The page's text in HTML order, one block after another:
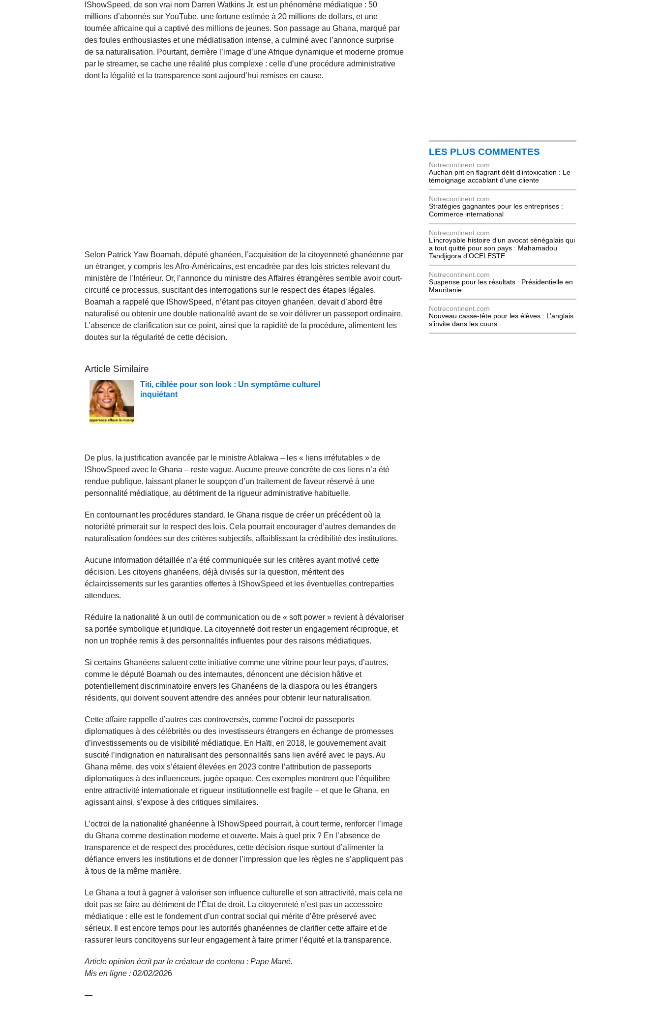
IShowSpeed, de son vrai nom Darren Watkins Jr, est un phénomène médiatique : 50
millions d’abonnés sur YouTube, une fortune estimée à 20 millions de dollars, et une
tournée africaine qui a captivé des millions de jeunes. Son passage au Ghana, marqué par
des foules enthousiastes et une médiatisation intense, a culminé avec l’annonce surprise
de sa naturalisation. Pourtant, derrière l’image d’une Afrique dynamique et moderne promue
par le streamer, se cache une réalité plus complexe : celle d’une procédure administrative
dont la légalité et la transparence sont aujourd’hui remises en cause.
Selon Patrick Yaw Boamah, député ghanéen, l’acquisition de la citoyenneté ghanéenne par
un étranger, y compris les Afro-Américains, est encadrée par des lois strictes relevant du
ministère de l’Intérieur. Or, l’annonce du ministre des Affaires étrangères semble avoir court-
circuité ce processus, suscitant des interrogations sur le respect des étapes légales.
Boamah a rappelé que IShowSpeed, n’étant pas citoyen ghanéen, devait d’abord être
naturalisé ou obtenir une double nationalité avant de se voir délivrer un passeport ordinaire.
L’absence de clarification sur ce point, ainsi que la rapidité de la procédure, alimentent les
doutes sur la régularité de cette décision.
Article Similaire
Titi, ciblée pour son look : Un symptôme culturel
inquiétant
De plus, la justification avancée par le ministre Ablakwa – les « liens irréfutables » de
IShowSpeed avec le Ghana – reste vague. Aucune preuve concrète de ces liens n’a été
rendue publique, laissant planer le soupçon d’un traitement de faveur réservé à une
personnalité médiatique, au détriment de la rigueur administrative habituelle.
En contournant les procédures standard, le Ghana risque de créer un précédent où la
notoriété primerait sur le respect des lois. Cela pourrait encourager d’autres demandes de
naturalisation fondées sur des critères subjectifs, affaiblissant la crédibilité des institutions.
Aucune information détaillée n’a été communiquée sur les critères ayant motivé cette
décision. Les citoyens ghanéens, déjà divisés sur la question, méritent des
éclaircissements sur les garanties offertes à IShowSpeed et les éventuelles contreparties
attendues.
Réduire la nationalité à un outil de communication ou de « soft power » revient à dévaloriser
sa portée symbolique et juridique. La citoyenneté doit rester un engagement réciproque, et
non un trophée remis à des personnalités influentes pour des raisons médiatiques.
Si certains Ghanéens saluent cette initiative comme une vitrine pour leur pays, d’autres,
comme le député Boamah ou des internautes, dénoncent une décision hâtive et
potentiellement discriminatoire envers les Ghanéens de la diaspora ou les étrangers
résidents, qui doivent souvent attendre des années pour obtenir leur naturalisation.
Cette affaire rappelle d’autres cas controversés, comme l’octroi de passeports
diplomatiques à des célébrités ou des investisseurs étrangers en échange de promesses
d’investissements ou de visibilité médiatique. En Haïti, en 2018, le gouvernement avait
suscité l’indignation en naturalisant des personnalités sans lien avéré avec le pays. Au
Ghana même, des voix s’étaient élevées en 2023 contre l’attribution de passeports
diplomatiques à des influenceurs, jugée opaque. Ces exemples montrent que l’équilibre
entre attractivité internationale et rigueur institutionnelle est fragile – et que le Ghana, en
agissant ainsi, s’expose à des critiques similaires.
L’octroi de la nationalité ghanéenne à IShowSpeed pourrait, à court terme, renforcer l’image
du Ghana comme destination moderne et ouverte. Mais à quel prix ? En l’absence de
transparence et de respect des procédures, cette décision risque surtout d’alimenter la
défiance envers les institutions et de donner l’impression que les règles ne s’appliquent pas
à tous de la même manière.
Le Ghana a tout à gagner à valoriser son influence culturelle et son attractivité, mais cela ne
doit pas se faire au détriment de l’État de droit. La citoyenneté n’est pas un accessoire
médiatique : elle est le fondement d’un contrat social qui mérite d’être préservé avec
sérieux. Il est encore temps pour les autorités ghanéennes de clarifier cette affaire et de
rassurer leurs concitoyens sur leur engagement à faire primer l’équité et la transparence.
Article opinion écrit par le créateur de contenu : Pape Mané.
Mis en ligne : 02/02/2026
—
LES PLUS COMMENTES
Notrecontinent.com
Auchan prit en flagrant délit d’intoxication : Le
témoignage accablant d’une cliente
Notrecontinent.com
Stratégies gagnantes pour les entreprises :
Commerce international
Notrecontinent.com
L’incroyable histoire d’un avocat sénégalais qui
a tout quitté pour son pays : Mahamadou
Tandjigora d’OCELESTE
Notrecontinent.com
Suspense pour les résultats : Présidentielle en
Mauritanie
Notrecontinent.com
Nouveau casse-tête pour les élèves : L’anglais
s’invite dans les cours